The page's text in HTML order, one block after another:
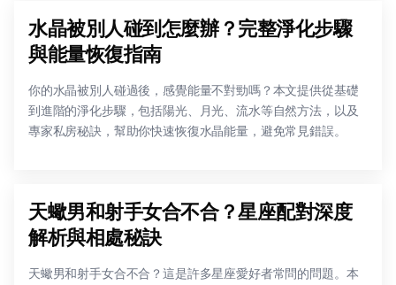
水晶被別人碰到怎麼辦？完整淨化步驟
與能量恢復指南
你的水晶被別人碰過後，感覺能量不對勁嗎？本文提供從基礎
到進階的淨化步驟，包括陽光、月光、流水等自然方法，以及
專家私房秘訣，幫助你快速恢復水晶能量，避免常見錯誤。
天蠍男和射手女合不合？星座配對深度
解析與相處秘訣
天蠍男和射手女合不合？這是許多星座愛好者常問的問題。本